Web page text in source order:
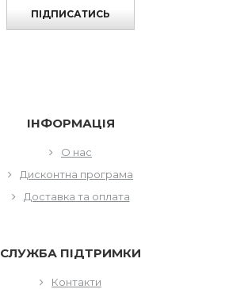
ПІДПИСАТИСЬ
ІНФОРМАЦІЯ
О нас
Дисконтна програма
Доставка та оплата
СЛУЖБА ПІДТРИМКИ
Контакти